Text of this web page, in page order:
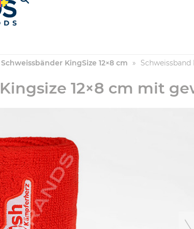
Schweissbänder KingSize 12×8 cm »
12×8 cm mit